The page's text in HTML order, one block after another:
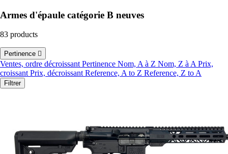
Armes d'épaule catégorie B neuves
83 products
Pertinence 
Ventes, ordre décroissantPertinence Nom, A à Z Nom, Z à APrix,
croissantPrix, décroissantReference, A to Z Reference, Z to A
Filtrer